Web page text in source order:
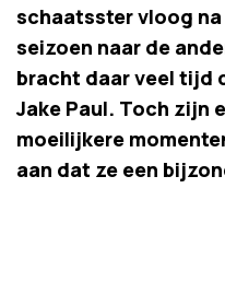
schaatsster vloog
seizoen naar de
bracht daar veel tijd
Jake Paul. Toch zijn
moeilijkere
aan dat ze een